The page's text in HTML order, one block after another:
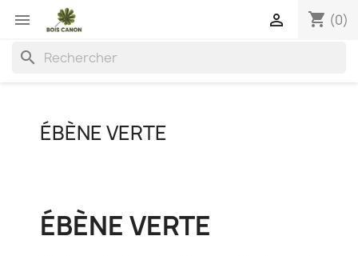
 shopping_cart (0)

search
ÉBÈNE VERTE
ÉBÈNE VERTE